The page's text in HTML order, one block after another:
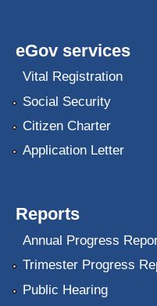
eGov services
Vital Registration
Social Security
Citizen Charter
Application Letter
Reports
Annual Progress
Trimester Progress
Public Hearing